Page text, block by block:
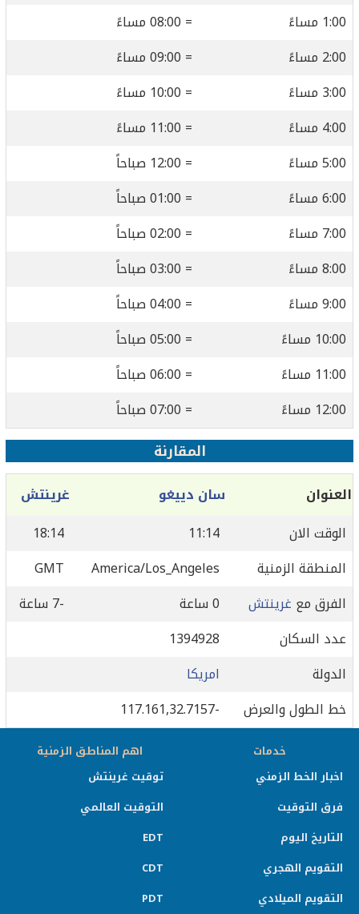
1:00 مساءً
= 08:00 مساءً
2:00 مساءً
= 09:00 مساءً
3:00 مساءً
= 10:00 مساءً
4:00 مساءً
= 11:00 مساءً
5:00 مساءً
= 12:00 صباحاً
6:00 مساءً
= 01:00 صباحاً
7:00 مساءً
= 02:00 صباحاً
8:00 مساءً
= 03:00 صباحاً
9:00 مساءً
= 04:00 صباحاً
10:00 مساءً
= 05:00 صباحاً
11:00 مساءً
= 06:00 صباحاً
12:00 مساءً
= 07:00 صباحاً
المقارنة
العنوان سان دييغو
غرينتش
الوقت الان
11:14
18:14
المنطقة الزمنية
America/Los_Angeles
GMT
الفرق مع غرينتش 0 ساعة
-7 ساعة
عدد السكان
1394928
الدولة
امريكا
خط الطول والعرض
-117.161,32.7157
خدمات
اخبار الخط الزمني
فرق التوقيت
التاريخ اليوم
التقويم الهجري
التقويم الميلادي
اهم المناطق الزمنية
توقيت غرينتش
التوقيت العالمي
EDT
CDT
PDT